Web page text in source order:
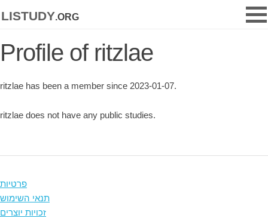
listudy.org
Profile of ritzlae
ritzlae has been a member since 2023-01-07.
ritzlae does not have any public studies.
פרטיות
תנאי השימוש
זכויות יוצרים